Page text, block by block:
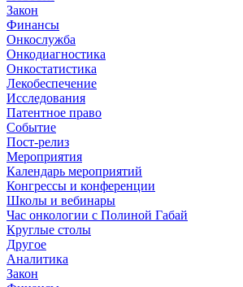
Закон
Финансы
Онкослужба
Онкодиагностика
Онкостатистика
Лекобеспечение
Исследования
Патентное право
Событие
Пост-релиз
Мероприятия
Календарь мероприятий
Конгрессы и конференции
Школы и вебинары
Час онкологии с Полиной Габай
Круглые столы
Другое
Аналитика
Закон